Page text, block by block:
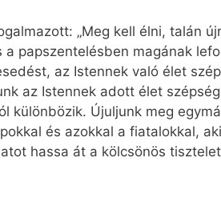
„Meg kell élni, talán
papszentelésben magának
az Istennek való élet
az Istennek adott élet
különbözik. Újuljunk meg
és azokkal a fiatalokkal,
hassa át a kölcsönös